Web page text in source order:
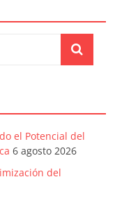
el Potencial del
6 agosto 2026
del